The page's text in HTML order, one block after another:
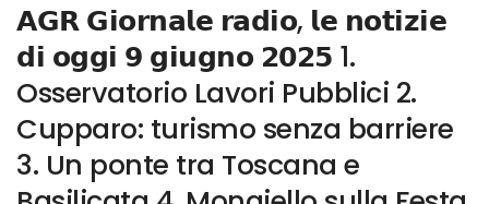
𝗔𝗚𝗥 𝗚𝗶𝗼𝗿𝗻𝗮𝗹𝗲 𝗿𝗮𝗱𝗶𝗼, 𝗹𝗲 𝗻𝗼𝘁𝗶𝘇𝗶𝗲
𝗱𝗶 𝗼𝗴𝗴𝗶 𝟵 𝗴𝗶𝘂𝗴𝗻𝗼 𝟮𝟬𝟮𝟱 1.
Osservatorio Lavori Pubblici 2.
Cupparo: turismo senza barriere
3. Un ponte tra Toscana e